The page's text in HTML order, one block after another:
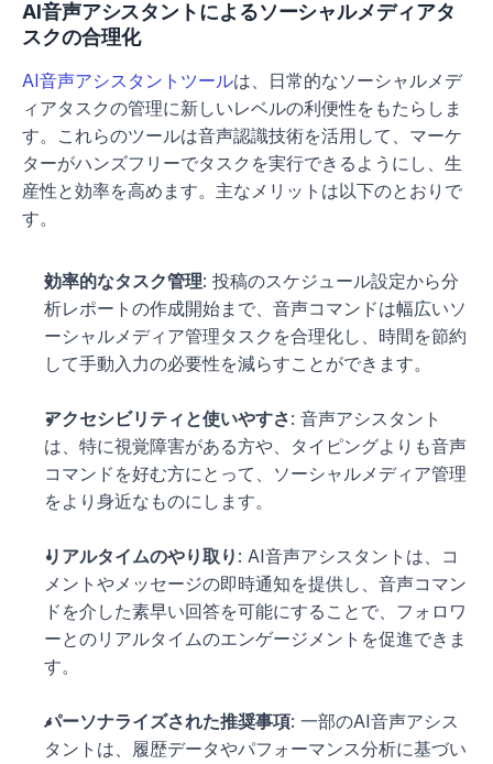
AI音声アシスタントによるソーシャルメディアタ
スクの合理化
AI音声アシスタントツールは、日常的なソーシャルメデ
ィアタスクの管理に新しいレベルの利便性をもたらしま
す。これらのツールは音声認識技術を活用して、マーケ
ターがハンズフリーでタスクを実行できるようにし、生
産性と効率を高めます。主なメリットは以下のとおりで
す。
効率的なタスク管理: 投稿のスケジュール設定から分
析レポートの作成開始まで、音声コマンドは幅広いソ
ーシャルメディア管理タスクを合理化し、時間を節約
して手動入力の必要性を減らすことができます。
アクセシビリティと使いやすさ: 音声アシスタント
は、特に視覚障害がある方や、タイピングよりも音声
コマンドを好む方にとって、ソーシャルメディア管理
をより身近なものにします。
リアルタイムのやり取り : AI音声アシスタントは、コ
メントやメッセージの即時通知を提供し、音声コマン
ドを介した素早い回答を可能にすることで、フォロワ
ーとのリアルタイムのエンゲージメントを促進できま
す。
パーソナライズされた推奨事項: 一部のAI音声アシス
タントは、履歴データやパフォーマンス分析に基づい